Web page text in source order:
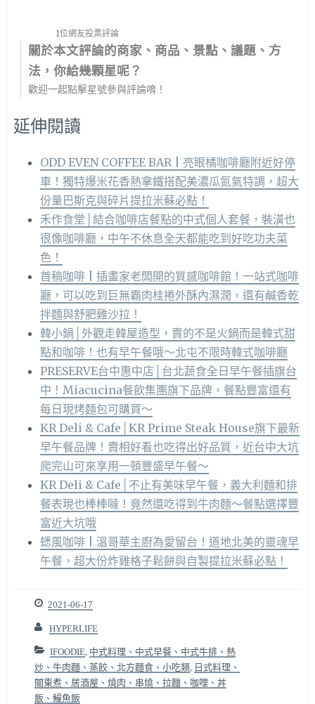
1位網友投票評論
關於本文評論的商家、商品、景點、議題、方
法，你給幾顆星呢？
歡迎一起點擊星號參與評論唷！
延伸閱讀
ODD EVEN COFFEE BAR | 亮眼橘咖啡廳附近好停
車！獨特爆米花香熱拿鐵搭配美濃瓜氮氣特調，超大
份量巴斯克與碎片提拉米蘇必點！
禾作食堂│結合咖啡店餐點的中式個人套餐，裝潢也
很像咖啡廳，中午不休息全天都能吃到好吃功夫菜
色！
首稿咖啡 | 插畫家老闆開的質感咖啡館！一站式咖啡
廳，可以吃到巨無霸肉桂捲外酥內濕潤，還有鹹香乾
拌麵與舒肥雞沙拉！
韓小鍋│外觀走韓屋造型，賣的不是火鍋而是韓式甜
點和咖啡！也有早午餐哦～北屯不限時韓式咖啡廳
PRESERVE台中惠中店│台北蔬食全日早午餐插旗台
中！Miacucina餐飲集團旗下品牌，餐點豐富還有
每日現烤麵包可購買～
KR Deli & Cafe│KR Prime Steak House旗下最新
早午餐品牌！賣相好看也吃得出好品質，近台中大坑
爬完山可來享用一頓豐盛早午餐～
KR Deli & Cafe│不止有美味早午餐，義大利麵和排
餐表現也棒棒噠！竟然還吃得到牛肉麵～餐點選擇豐
富近大坑哦
蟋風咖啡 | 溫哥華主廚為愛留台！道地北美的靈魂早
午餐，超大份炸雞格子鬆餅與自製提拉米蘇必點！
2021-06-17
HYPERLIFE
IFOODIE, 中式料理、中式早餐、中式牛排、熱
炒、牛肉麵、蒸餃、北方麵食、小吃類
日式料理、
關東煮、居酒屋、燒肉、串燒、拉麵、咖哩、丼
飯、鰻魚飯